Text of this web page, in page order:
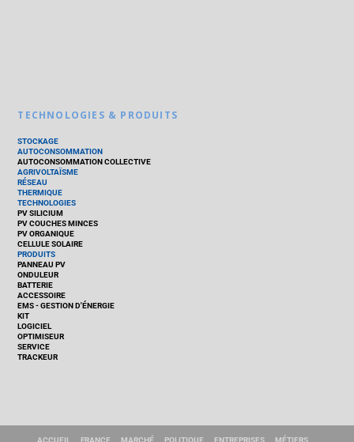
TECHNOLOGIES & PRODUITS
STOCKAGE
AUTOCONSOMMATION
AUTOCONSOMMATION COLLECTIVE
AGRIVOLTAÏSME
RÉSEAU
THERMIQUE
TECHNOLOGIES
PV SILICIUM
PV COUCHES MINCES
PV ORGANIQUE
CELLULE SOLAIRE
PRODUITS
PANNEAU PV
ONDULEUR
BATTERIE
ACCESSOIRE
EMS - GESTION D'ÉNERGIE
KIT
LOGICIEL
OPTIMISEUR
SERVICE
TRACKEUR
ACCUEIL FRANCE MARCHÉ POLITIQUE ENTREPRISES MÉTIERS